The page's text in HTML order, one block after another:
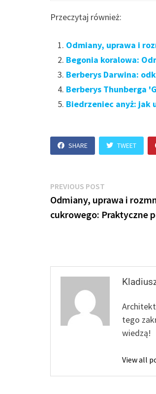
Przeczytaj również:
Odmiany, uprawa i
Begonia koralowa:
Berberys Darwina:
Berberys Thunberga
Biedrzeniec anyż: jak
SHARE TWEET
Nawigacja
wpisu
PREVIOUS POST
post:
Odmiany, uprawa i
cukrowego: Praktyczne
tego
wiedzą!
View all